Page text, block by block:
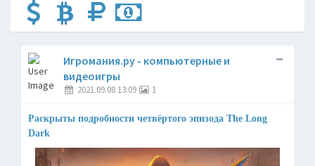
Игромания.ру - компьютерные и
видеоигры
2021.09.08 13:09 1
Раскрыты подробности четвёртого эпизода The Long
Dark